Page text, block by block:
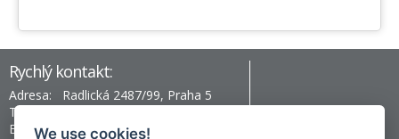
Rychlý kontakt:
Adresa:
Radlická 2487/99, Praha 5
Telefon:
Email:
prag@hev-electronic.com
We use cookies!